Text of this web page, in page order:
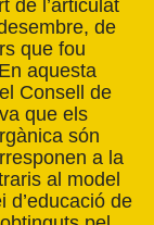
de l’articulat
de
que fou
aquesta
Consell de
que els
són
a la
al model
d’educació de